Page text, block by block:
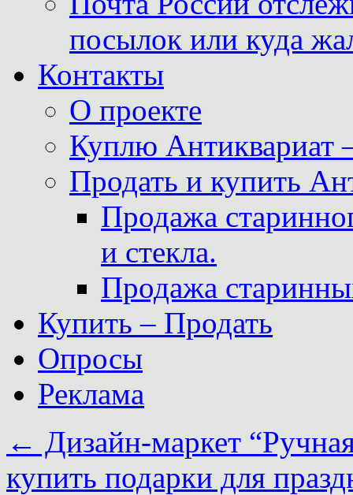
посылок или куда
Контакты
О проекте
Куплю Антиквариат
Продать и купить
Продажа
и стекла.
Продажа
Купить – Продать
Опросы
Реклама
← Дизайн-маркет
купить подарки для